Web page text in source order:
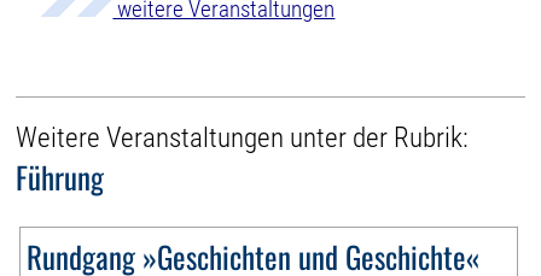
weitere Veranstaltungen
Weitere Veranstaltungen unter der Rubrik:
Führung
Rundgang »Geschichten und Geschichte«